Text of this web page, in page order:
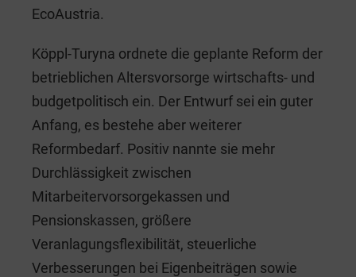
EcoAustria.
Köppl-Turyna ordnete die geplante Reform der
betrieblichen Altersvorsorge wirtschafts- und
budgetpolitisch ein. Der Entwurf sei ein guter
Anfang, es bestehe aber weiterer
Reformbedarf. Positiv nannte sie mehr
Durchlässigkeit zwischen
Mitarbeitervorsorgekassen und
Pensionskassen, größere
Veranlagungsflexibilität, steuerliche
Verbesserungen bei Eigenbeiträgen sowie